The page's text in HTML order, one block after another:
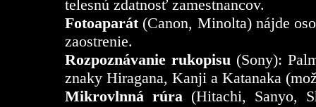
telesnú zdatnosť zamestnancov.
Fotoaparát (Canon, Minolta) nájde
zaostrenie.
Rozpoznávanie rukopisu (Sony):
znaky Hiragana, Kanji a Katanaka
Mikrovlnná rúra (Hitachi, Sanyo,